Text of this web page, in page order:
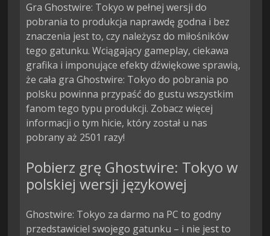
Gra Ghostwire: Tokyo w pełnej wersji do
pobrania to produkcja naprawdę godna i bez
znaczenia jest to, czy należysz do miłośników
tego gatunku. Wciągający gameplay, ciekawa
grafika i imponujące efekty dźwiękowe sprawią,
że cała gra Ghostwire: Tokyo do pobrania po
polsku powinna przypaść do gustu wszystkim
fanom tego typu produkcji. Zobacz więcej
informacji o tym hicie, który został u nas
pobrany aż 2501 razy!
Pobierz grę Ghostwire: Tokyo w
polskiej wersji językowej
Ghostwire: Tokyo za darmo na PC to godny
przedstawiciel swojego gatunku – i nie jest to